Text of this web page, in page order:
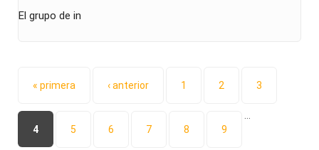
El grupo de in
Páginas
« primera ‹ anterior 1 2 3
4 5 6 7 8 9